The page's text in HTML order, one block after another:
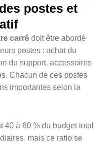
postes et
carré doit être abordé
postes : achat du
du support, accessoires
Chacun de ces postes
importantes selon la
40 à 60 % du budget total
mais ce ratio se